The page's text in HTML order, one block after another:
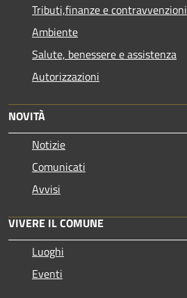
Tributi,finanze e contravvenzioni
Ambiente
Salute, benessere e assistenza
Autorizzazioni
NOVITÀ
Notizie
Comunicati
Avvisi
VIVERE IL COMUNE
Luoghi
Eventi